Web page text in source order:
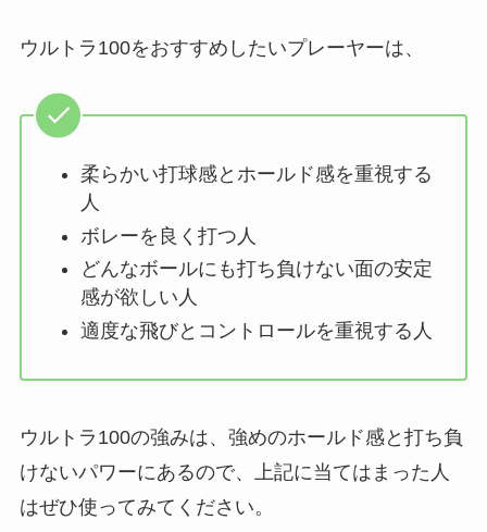
ウルトラ100をおすすめしたいプレーヤーは、
柔らかい打球感とホールド感を重視する
人
ボレーを良く打つ人
どんなボールにも打ち負けない面の安定
感が欲しい人
適度な飛びとコントロールを重視する人
ウルトラ100の強みは、強めのホールド感と打ち負
けないパワーにあるので、上記に当てはまった人
はぜひ使ってみてください。